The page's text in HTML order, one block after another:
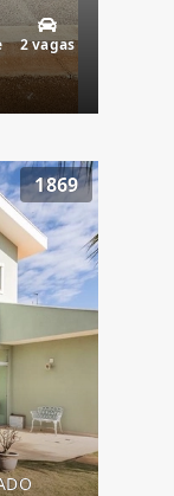
2 vagas
1869